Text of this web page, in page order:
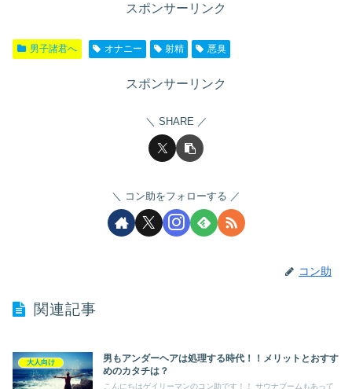
スポンサーリンク
男子諸君へ オナニー 射精 悪臭
スポンサーリンク
SHARE
コン助をフォローする
コン助
関連記事
大人向け
男もアンダーヘアは処理する時代！！メリットとおすす
めのカタチは？
こんにちはゲイリーマンのコン助です！！ サウナブームもあって